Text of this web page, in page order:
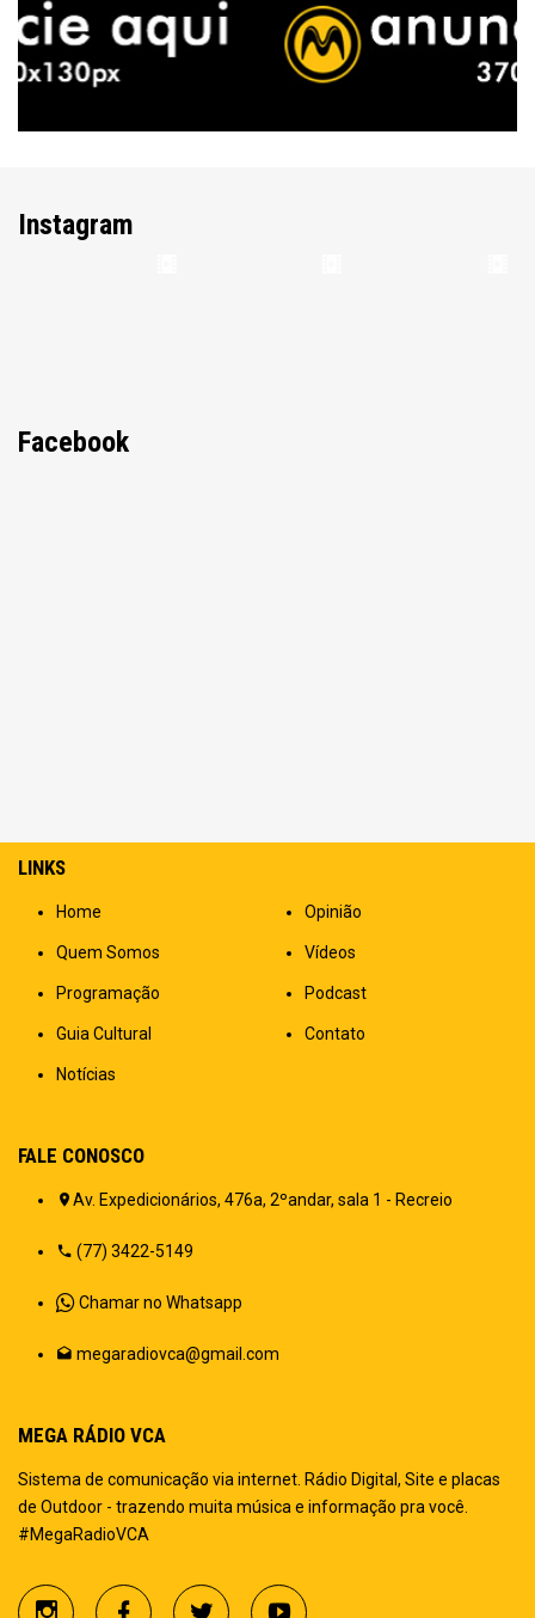
Instagram
Facebook
LINKS
Home
Quem Somos
Programação
Guia Cultural
Notícias
Opinião
Vídeos
Podcast
Contato
FALE CONOSCO
Av. Expedicionários, 476a, 2ºandar, sala 1 - Recreio
(77) 3422-5149
Chamar no Whatsapp
megaradiovca@gmail.com
MEGA RÁDIO VCA
Sistema de comunicação via internet. Rádio Digital, Site e placas
de Outdoor - trazendo muita música e informação pra você.
#MegaRadioVCA